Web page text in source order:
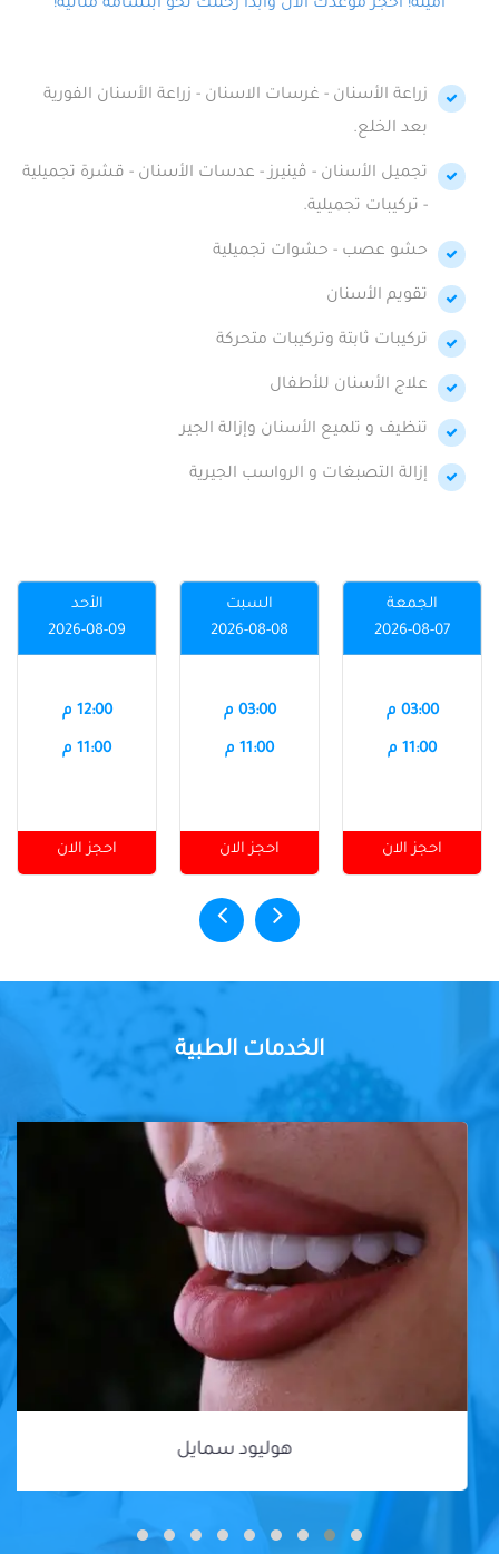
أمينة! احجز موعدك الآن وابدأ رحلتك نحو ابتسامة مثالية!
زراعة الأسنان - غرسات الاسنان - زراعة الأسنان الفورية
بعد الخلع.
تجميل الأسنان - ڤينيرز - عدسات الأسنان - قشرة تجميلية
- تركيبات تجميلية.
حشو عصب - حشوات تجميلية
تقويم الأسنان
تركيبات ثابتة وتركيبات متحركة
علاج الأسنان للأطفال
تنظيف و تلميع الأسنان وإزالة الجير
إزالة التصبغات و الرواسب الجيرية
الجمعة
2026-08-07
03:00 م
11:00 م
احجز الان
السبت
2026-08-08
03:00 م
11:00 م
احجز الان
الأحد
2026-08-09
12:00 م
11:00 م
احجز الان
الخدمات الطبية
هوليود سمايل